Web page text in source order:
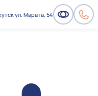
ул. Марата, 54